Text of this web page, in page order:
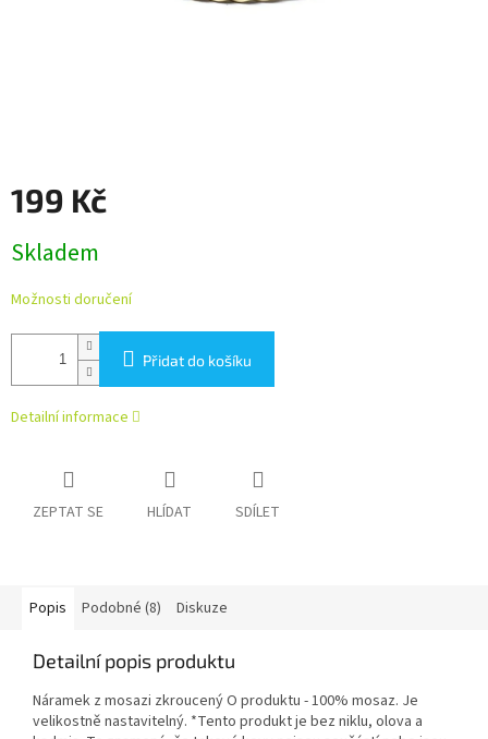
199 Kč
cena:
Skladem
Možnosti doručení
Přidat do košíku
Detailní informace
ZEPTAT SE HLÍDAT SDÍLET
Popis Podobné (8) Diskuze
Detailní popis produktu
Náramek z mosazi zkroucený O produktu - 100% mosaz. Je
velikostně nastavitelný. *Tento produkt je bez niklu, olova a